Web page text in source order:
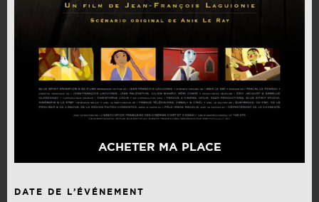
ACHETER MA PLACE
DATE DE L’ÉVÉNEMENT